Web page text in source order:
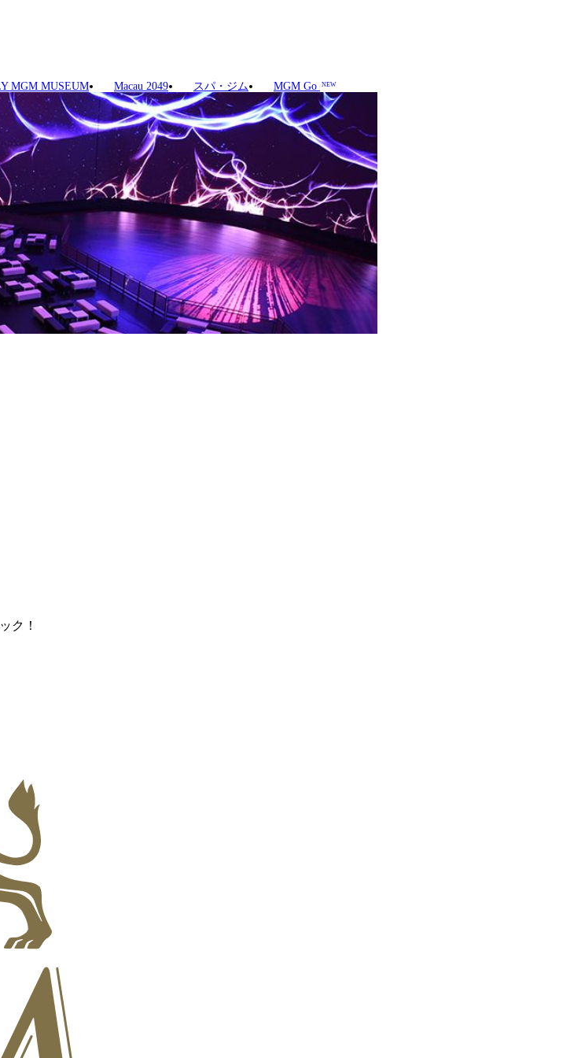
MGM MUSEUM Macau 2049 スパ・ジム MGM Go NEW
上の多彩なステージ演出を実現します。
・約2,800万画素／テニスコート約3面分）を完備、息をのむよ
のL-ISAイマーシブサウンドシステムにより、リアルで臨場感あ
お届けします。
、快適な座り心地と見やすさを兼ね備えています。どの席からも
ク！